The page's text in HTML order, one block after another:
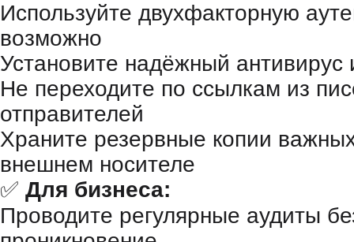
Используйте двухфакторную
возможно
Установите надёжный
Не переходите по ссылкам из
отправителей
Храните резервные копии
внешнем носителе
✅ Для бизнеса:
Проводите регулярные аудиты